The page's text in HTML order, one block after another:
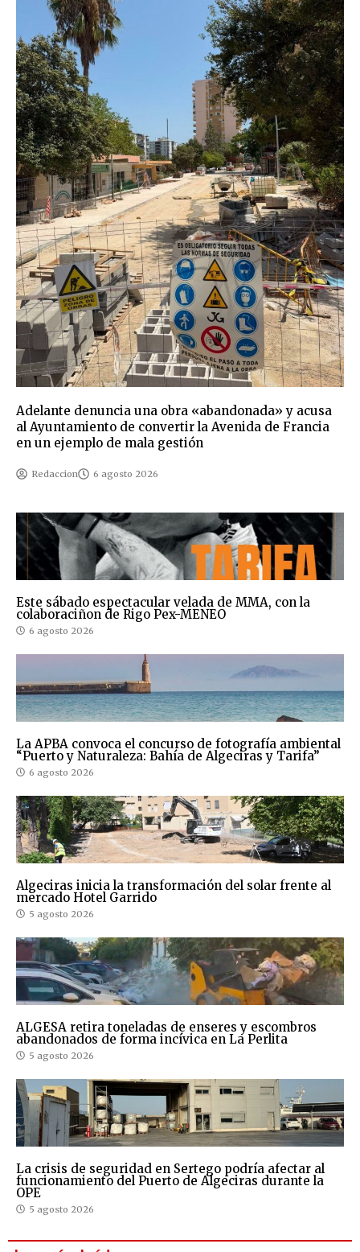
Adelante denuncia una obra «abandonada» y acusa
al Ayuntamiento de convertir la Avenida de Francia
en un ejemplo de mala gestión
Redaccion 6 agosto 2026
Este sábado espectacular velada de MMA, con la
colaboraciñon de Rigo Pex-MENEO
6 agosto 2026
La APBA convoca el concurso de fotografía ambiental
“Puerto y Naturaleza: Bahía de Algeciras y Tarifa”
6 agosto 2026
Algeciras inicia la transformación del solar frente al
mercado Hotel Garrido
5 agosto 2026
ALGESA retira toneladas de enseres y escombros
abandonados de forma incívica en La Perlita
5 agosto 2026
La crisis de seguridad en Sertego podría afectar al
funcionamiento del Puerto de Algeciras durante la
OPE
5 agosto 2026